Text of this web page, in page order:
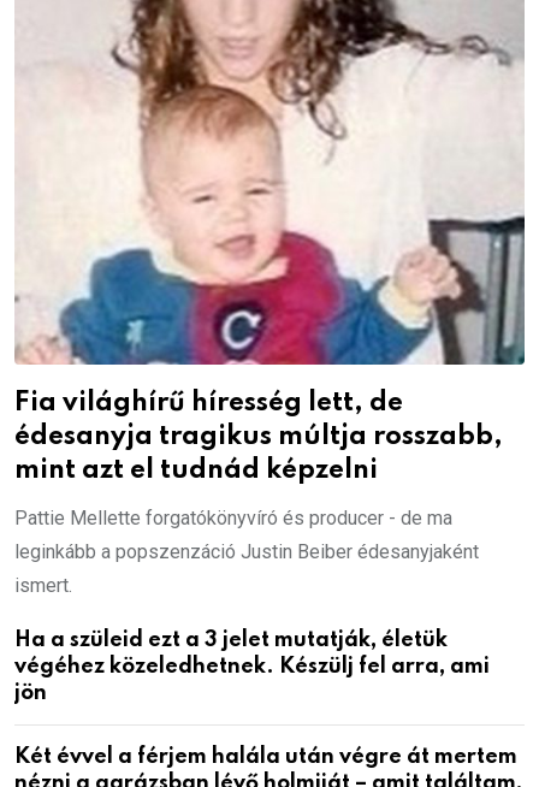
Fia világhírű híresség lett, de
édesanyja tragikus múltja rosszabb,
mint azt el tudnád képzelni
Pattie Mellette forgatókönyvíró és producer - de ma
leginkább a popszenzáció Justin Beiber édesanyjaként
ismert.
Ha a szüleid ezt a 3 jelet mutatják, életük
végéhez közeledhetnek. Készülj fel arra, ami
jön
Két évvel a férjem halála után végre át mertem